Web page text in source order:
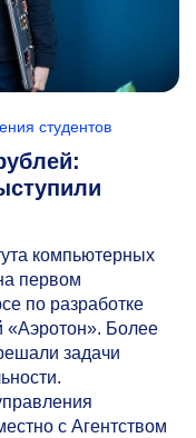
студентов
компьютерных
первом
по разработке
Более
задачи
с Агентством